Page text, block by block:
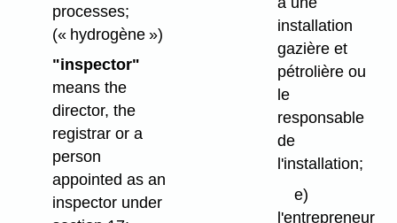
processes;
(« hydrogène »)
"inspector"
means the
director, the
registrar or a
person
appointed as an
inspector under
installation
gazière et
pétrolière ou
le
responsable
de
l'installation;
e)
l'entrepreneur